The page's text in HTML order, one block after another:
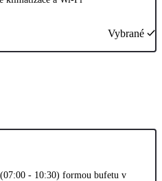
Vybrané
- 10:30) formou bufetu v